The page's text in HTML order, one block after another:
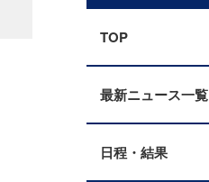
TOP
最新ニュース一覧
日程・結果